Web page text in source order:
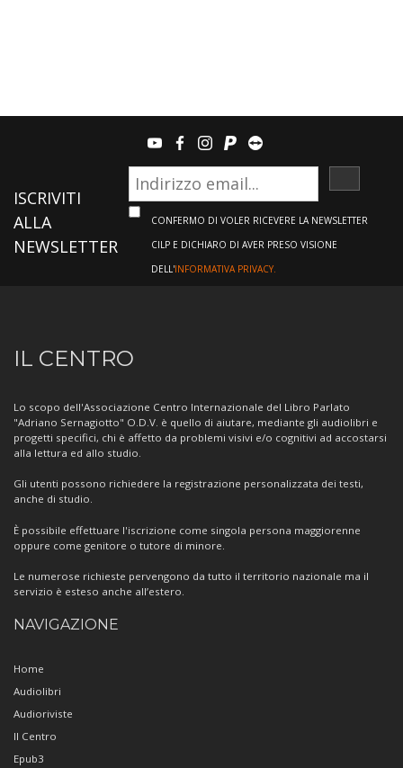
youtubefacebook
instagram
paypalteamviewer
ISCRIVITI
ALLA
NEWSLETTER
CONFERMO DI VOLER RICEVERE LA NEWSLETTER
CILP E DICHIARO DI AVER PRESO VISIONE
DELL'INFORMATIVA PRIVACY.
Informazioni
sul
Centro
IL CENTRO
Lo scopo dell'Associazione Centro Internazionale del Libro Parlato
"Adriano Sernagiotto" O.D.V. è quello di aiutare, mediante gli audiolibri e
progetti specifici, chi è affetto da problemi visivi e/o cognitivi ad accostarsi
alla lettura ed allo studio.
Gli utenti possono richiedere la registrazione personalizzata dei testi,
anche di studio.
È possibile effettuare l'iscrizione come singola persona maggiorenne
oppure come genitore o tutore di minore.
Le numerose richieste pervengono da tutto il territorio nazionale ma il
servizio è esteso anche all’estero.
NAVIGAZIONE
Home
Audiolibri
Audioriviste
Il Centro
Epub3